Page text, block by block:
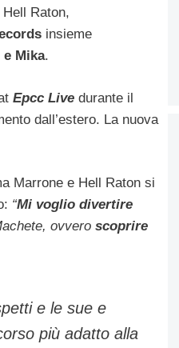
Raton,
insieme
e Mika.
Epcc Live durante il
dall’estero. La nuova
Marrone e Hell Raton si
“Mi voglio divertire
ovvero scoprire
e le sue e
più adatto alla